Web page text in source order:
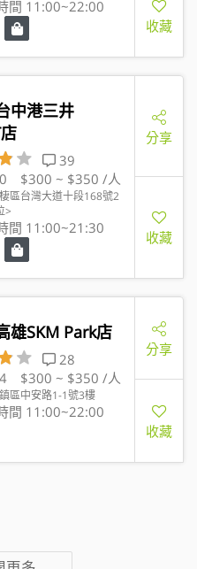
間 11:00~22:00
收藏
中港三井
39
$300 ~ $350 /人
區台灣大道十段168號2
>
間 11:00~21:30
分享
收藏
雄SKM Park店
28
$300 ~ $350 /人
區中安路1-1號3樓
間 11:00~22:00
分享
收藏